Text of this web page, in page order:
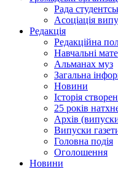
Рада
Асоціація
Редакція
Редакційна
Навчальні
Альманах муз
Загальна
Новини
Історія
25 років
Архів
Випуски
Головна подія
Оголошення
Новини